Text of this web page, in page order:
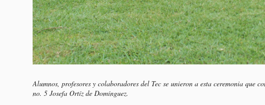
Alumnos, profesores y colaboradores del Tec se unieron a esta ceremonia que
no. 5 Josefa Ortíz de Domínguez.